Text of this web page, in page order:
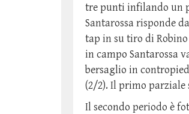
tre punti infilando un
Santarossa risponde
tap in su tiro di
in campo Santarossa
bersaglio in
(2/2). Il primo parziale
Il secondo periodo è